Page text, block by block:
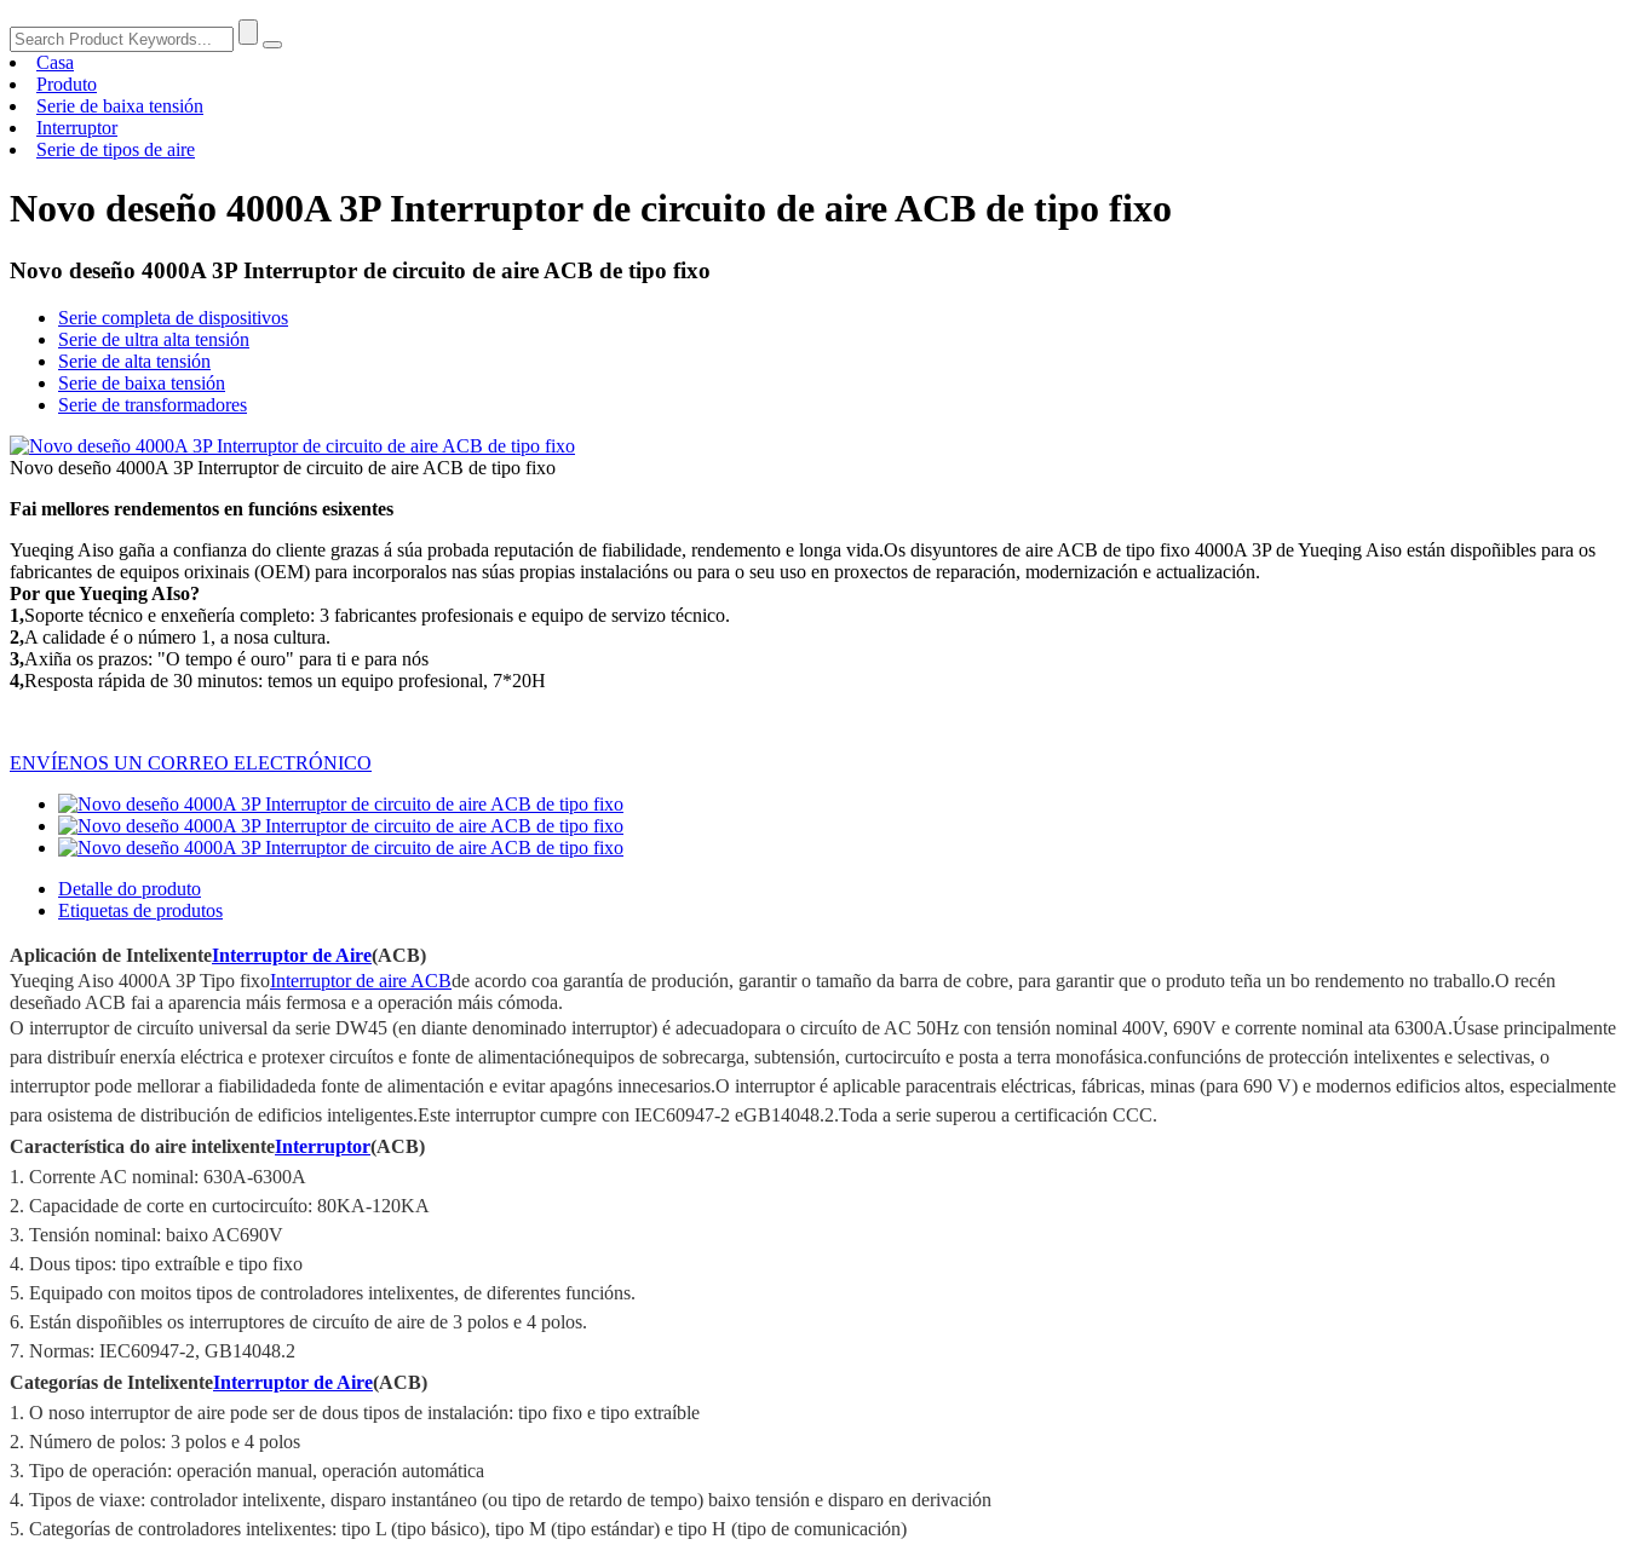
Casa
Produto
Serie de baixa tensión
Interruptor
Serie de tipos de aire
Novo deseño 4000A 3P Interruptor de circuito de aire ACB de tipo fixo
Novo deseño 4000A 3P Interruptor de circuito de aire ACB de tipo fixo
Serie completa de dispositivos
Serie de ultra alta tensión
Serie de alta tensión
Serie de baixa tensión
Serie de transformadores
Novo deseño 4000A 3P Interruptor de circuito de aire ACB de tipo fixo
Fai mellores rendementos en funcións esixentes
Yueqing Aiso gaña a confianza do cliente grazas á súa probada reputación de fiabilidade, rendemento e longa vida.Os disyuntores de aire ACB de tipo fixo 4000A 3P de Yueqing Aiso están dispoñibles para os
fabricantes de equipos orixinais (OEM) para incorporalos nas súas propias instalacións ou para o seu uso en proxectos de reparación, modernización e actualización.
Por que Yueqing AIso?
1,Soporte técnico e enxeñería completo: 3 fabricantes profesionais e equipo de servizo técnico.
2,A calidade é o número 1, a nosa cultura.
3,Axiña os prazos: "O tempo é ouro" para ti e para nós
4,Resposta rápida de 30 minutos: temos un equipo profesional, 7*20H
ENVÍENOS UN CORREO ELECTRÓNICO
Detalle do produto
Etiquetas de produtos
Aplicación de IntelixenteInterruptor de Aire(ACB)
Yueqing Aiso 4000A 3P Tipo fixoInterruptor de aire ACBde acordo coa garantía de produción, garantir o tamaño da barra de cobre, para garantir que o produto teña un bo rendemento no traballo.O recén
deseñado ACB fai a aparencia máis fermosa e a operación máis cómoda.
O interruptor de circuíto universal da serie DW45 (en diante denominado interruptor) é adecuadopara o circuíto de AC 50Hz con tensión nominal 400V, 690V e corrente nominal ata 6300A.Úsase principalmente
para distribuír enerxía eléctrica e protexer circuítos e fonte de alimentaciónequipos de sobrecarga, subtensión, curtocircuíto e posta a terra monofásica.confuncións de protección intelixentes e selectivas, o
interruptor pode mellorar a fiabilidadeda fonte de alimentación e evitar apagóns innecesarios.O interruptor é aplicable paracentrais eléctricas, fábricas, minas (para 690 V) e modernos edificios altos, especialmente
para osistema de distribución de edificios inteligentes.Este interruptor cumpre con IEC60947-2 eGB14048.2.Toda a serie superou a certificación CCC.
Característica do aire intelixenteInterruptor(ACB)
1. Corrente AC nominal: 630A-6300A
2. Capacidade de corte en curtocircuíto: 80KA-120KA
3. Tensión nominal: baixo AC690V
4. Dous tipos: tipo extraíble e tipo fixo
5. Equipado con moitos tipos de controladores intelixentes, de diferentes funcións.
6. Están dispoñibles os interruptores de circuíto de aire de 3 polos e 4 polos.
7. Normas: IEC60947-2, GB14048.2
Categorías de IntelixenteInterruptor de Aire(ACB)
1. O noso interruptor de aire pode ser de dous tipos de instalación: tipo fixo e tipo extraíble
2. Número de polos: 3 polos e 4 polos
3. Tipo de operación: operación manual, operación automática
4. Tipos de viaxe: controlador intelixente, disparo instantáneo (ou tipo de retardo de tempo) baixo tensión e disparo en derivación
5. Categorías de controladores intelixentes: tipo L (tipo básico), tipo M (tipo estándar) e tipo H (tipo de comunicación)